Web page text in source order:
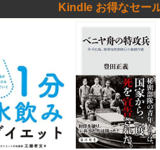
Kindle お得なセー